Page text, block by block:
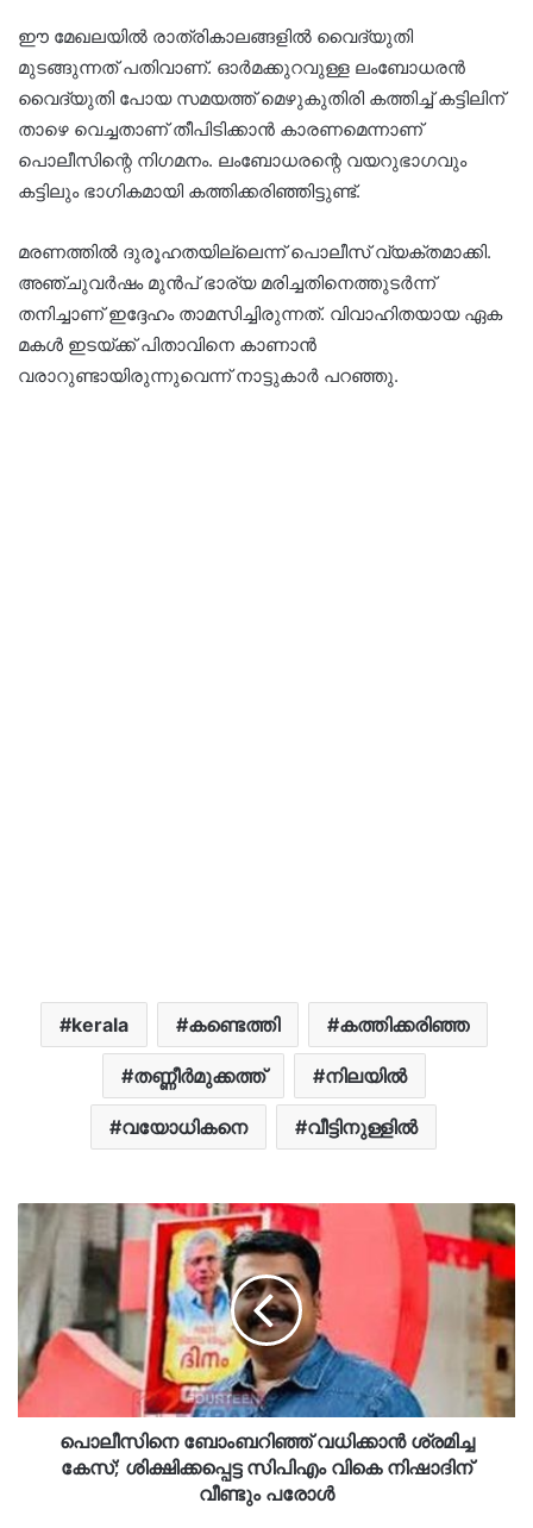
ഈ മേഖലയിൽ രാത്രികാലങ്ങളിൽ വൈദ്യുതി
മുടങ്ങുന്നത് പതിവാണ്. ഓർമക്കുറവുള്ള ലംബോധരൻ
വൈദ്യുതി പോയ സമയത്ത് മെഴുകുതിരി കത്തിച്ച് കട്ടിലിന്
താഴെ വെച്ചതാണ് തീപിടിക്കാൻ കാരണമെന്നാണ്
പൊലീസിന്റെ നിഗമനം. ലംബോധരന്റെ വയറുഭാഗവും
കട്ടിലും ഭാഗികമായി കത്തിക്കരിഞ്ഞിട്ടുണ്ട്.
മരണത്തിൽ ദുരൂഹതയില്ലെന്ന് പൊലീസ് വ്യക്തമാക്കി.
അഞ്ചുവർഷം മുൻപ് ഭാര്യ മരിച്ചതിനെത്തുടർന്ന്
തനിച്ചാണ് ഇദ്ദേഹം താമസിച്ചിരുന്നത്. വിവാഹിതയായ ഏക
മകൾ ഇടയ്ക്ക് പിതാവിനെ കാണാൻ
വരാറുണ്ടായിരുന്നുവെന്ന് നാട്ടുകാർ പറഞ്ഞു.
kerala കണ്ടെത്തി കത്തിക്കരിഞ്ഞ
തണ്ണീർമുക്കത്ത് നിലയിൽ
വയോധികനെ വീട്ടിനുള്ളിൽ
പൊലീസിനെ ബോംബറിഞ്ഞ് വധിക്കാൻ ശ്രമിച്ച
കേസ്; ശിക്ഷിക്കപ്പെട്ട സിപിഎം വികെ നിഷാദിന്
വീണ്ടും പരോൾ